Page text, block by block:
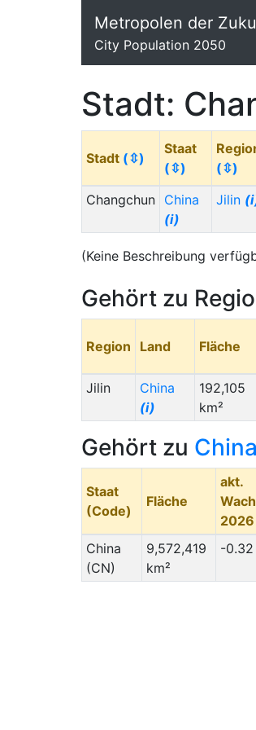
Metropolen der
City Population 2050
Stadt:
Stadt (⇳)
Staat
(⇳)
(⇳)
Changchun
China
(i)
Jilin
(Keine Beschreibung
Gehört zu
Region Land Fläche
Jilin
China
(i)
192,105
km²
Gehört zu China
Staat
(Code)
Fläche
akt.
2026
China
(CN)
9,572,419
km²
-0.32